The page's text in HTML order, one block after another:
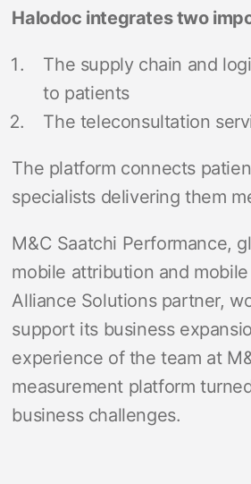
Halodoc integrates two
The supply chain and
to patients
The teleconsultation
The platform connects
specialists delivering them
M&C Saatchi Performance,
mobile attribution and
Alliance Solutions partner,
support its business
experience of the team at
measurement platform
business challenges.